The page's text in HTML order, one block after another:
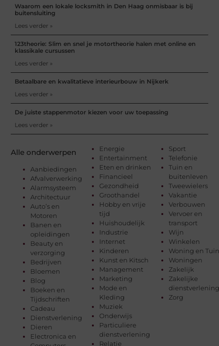
Alle onderwerpen
Aanbiedingen
Afvalverwerking
Alarmsysteem
Architectuur
Auto’s en
Motoren
Banen en
opleidingen
Beauty en
verzorging
Bedrijven
Bloemen
Blog
Boeken en
Tijdschriften
Cadeau
Dienstverlening
Dieren
Electronica en
Energie
Entertainment
Eten en drinken
Financieel
Gezondheid
Groothandel
Hobby en vrije
tijd
Huishoudelijk
Industrie
Internet
Kinderen
Kunst en Kitsch
Management
Marketing
Mode en
Kleding
Muziek
Onderwijs
Particuliere
dienstverlening
Relatie
Sport
Telefonie
Tuin en
buitenleven
Tweewielers
Vakantie
Verbouwen
Vervoer en
transport
Wijn
Winkelen
Woning en Tuin
Woningen
Zakelijk
Zakelijke
dienstverlening
Zorg
Waarom een lokale locksmith in Den Haag onmisbaar is bij
buitensluiting
Lees verder »
123theorie: Slim en snel je motortheorie halen met online en
klassikale cursussen
Lees verder »
Betaalbare en kwalitatieve interieurbouw in Nijkerk
Lees verder »
De juiste stappenmotor kiezen voor uw toepassing
Lees verder »